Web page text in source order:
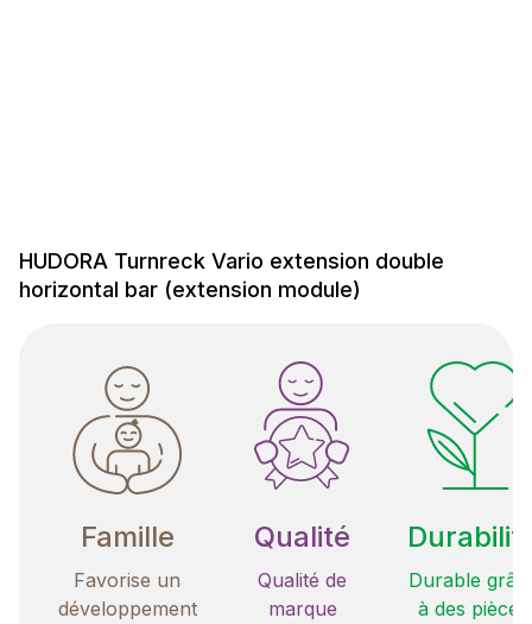
HUDORA Turnreck Vario extension double
horizontal bar (extension module)
Famille
Favorise un
développement
Qualité
Qualité de
marque
Durable
à des pièces